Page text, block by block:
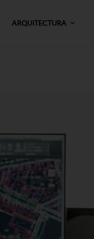
ARQUITECTURA